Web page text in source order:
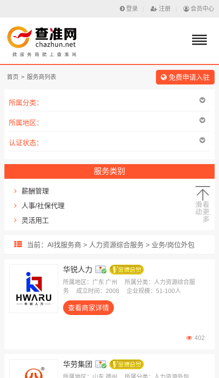
登录 注册 会员中心
首页 > 服务商列表 免费申请入驻
所属分类：
所属地区：
认证状态：
服务类别
薪酬管理
人事/社保代理
灵活用工
人力资源外包
业务/岗位外包
雇主责任险
当前：AI找服务商 > 人力资源综合服务 > 业务/岗位外包
华锐人力
所属地区：广东 广州
所属分类：人力资源综合服
务
成立时间：2008 企业规模：51-100人
查看商家详情
402
华劳集团